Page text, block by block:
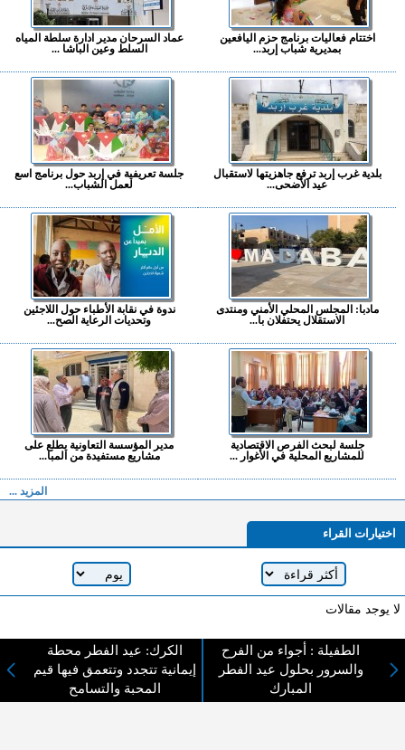
اختتام فعاليات برنامج حزم اليافعين
بمديرية شباب إربد...
عماد السرحان مدير ادارة سلطة المياه
السلط وعين الباشا ...
بلدية غرب إربد ترفع جاهزيتها لاستقبال
عيد الأضحى...
جلسة تعريفية في إربد حول برنامج اسع
لعمل الشباب...
مادبا: المجلس المحلي الأمني ومنتدى
الاستقلال يحتفلان با...
ندوة في نقابة الأطباء حول اللاجئين
وتحديات الرعاية الصح...
جلسة لبحث الفرص الاقتصادية
للمشاريع المحلية في الأغوار ...
مدير المؤسسة التعاونية يطلع على
مشاريع مستفيدة من المبا...
المزيد ...
اختيارات القراء
لا يوجد مقالات
الطفيلة : أجواء من الفرح
والسرور بحلول عيد الفطر
المبارك
الكرك: عيد الفطر محطة
إيمانية تتجدد وتتعمق فيها قيم
المحبة والتسامح
لا مانع من الإقتباس وإعادة النشر شريط ذكر المصدر ( المدينة نيوز ) - الآراء والتعليقات
المنشورة تعبر عن رأي أصحابها فقط